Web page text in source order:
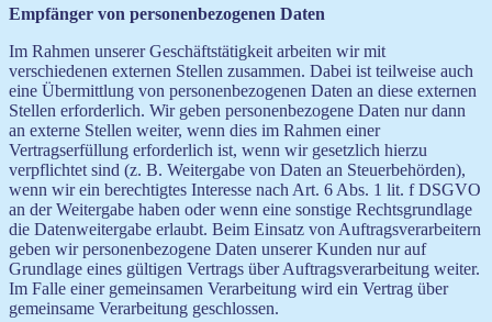
Empfänger von personenbezogenen Daten
Im Rahmen unserer Geschäftstätigkeit arbeiten wir mit
verschiedenen externen Stellen zusammen. Dabei ist teilweise auch
eine Übermittlung von personenbezogenen Daten an diese externen
Stellen erforderlich. Wir geben personenbezogene Daten nur dann
an externe Stellen weiter, wenn dies im Rahmen einer
Vertragserfüllung erforderlich ist, wenn wir gesetzlich hierzu
verpflichtet sind (z. B. Weitergabe von Daten an Steuerbehörden),
wenn wir ein berechtigtes Interesse nach Art. 6 Abs. 1 lit. f DSGVO
an der Weitergabe haben oder wenn eine sonstige Rechtsgrundlage
die Datenweitergabe erlaubt. Beim Einsatz von Auftragsverarbeitern
geben wir personenbezogene Daten unserer Kunden nur auf
Grundlage eines gültigen Vertrags über Auftragsverarbeitung weiter.
Im Falle einer gemeinsamen Verarbeitung wird ein Vertrag über
gemeinsame Verarbeitung geschlossen.